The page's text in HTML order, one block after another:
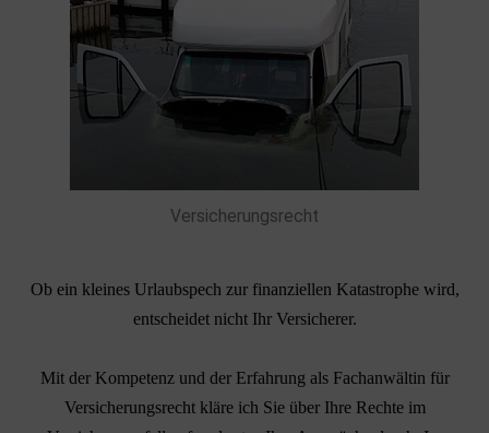
Versicherungsrecht
Ob ein kleines Urlaubspech zur finanziellen Katastrophe wird,
entscheidet nicht Ihr Versicherer.
Mit der Kompetenz und der Erfahrung als Fachanwältin für
Versicherungsrecht kläre ich Sie über Ihre Rechte im